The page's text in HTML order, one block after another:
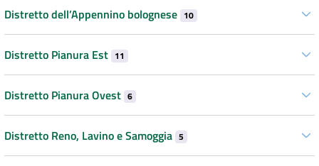
Distretto dell’Appennino bolognese 10
Distretto Pianura Est 11
Distretto Pianura Ovest 6
Distretto Reno, Lavino e Samoggia 5